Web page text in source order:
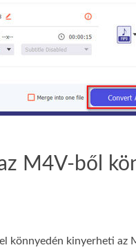
M4V-ből
kinyerheti az